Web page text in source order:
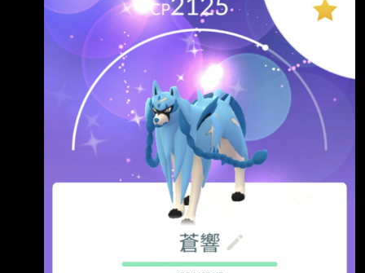
擇？ 目前我有兩個選項 一個是有背卡 有色違的
有進化的劍之蒼響 iv是11/11/11 另一個也是有
背卡 有色違 x y進化能量也都夠的超夢 這是跟朋
友交易來的8/15/12 感覺起來狗狗好像威力比較
夠？ 但本身自己是比較喜歡超夢這隻寶可夢 而
且我可以同時進化x跟y來切換？ 假如是大大們
會怎麼選擇？ -- 人生會遇到的謊言，你目前遇
到幾個呢?： 1.同學:我都沒唸啊，不知道為